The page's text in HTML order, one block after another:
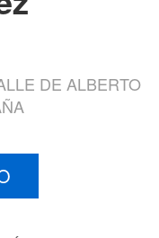
DE ALBERTO